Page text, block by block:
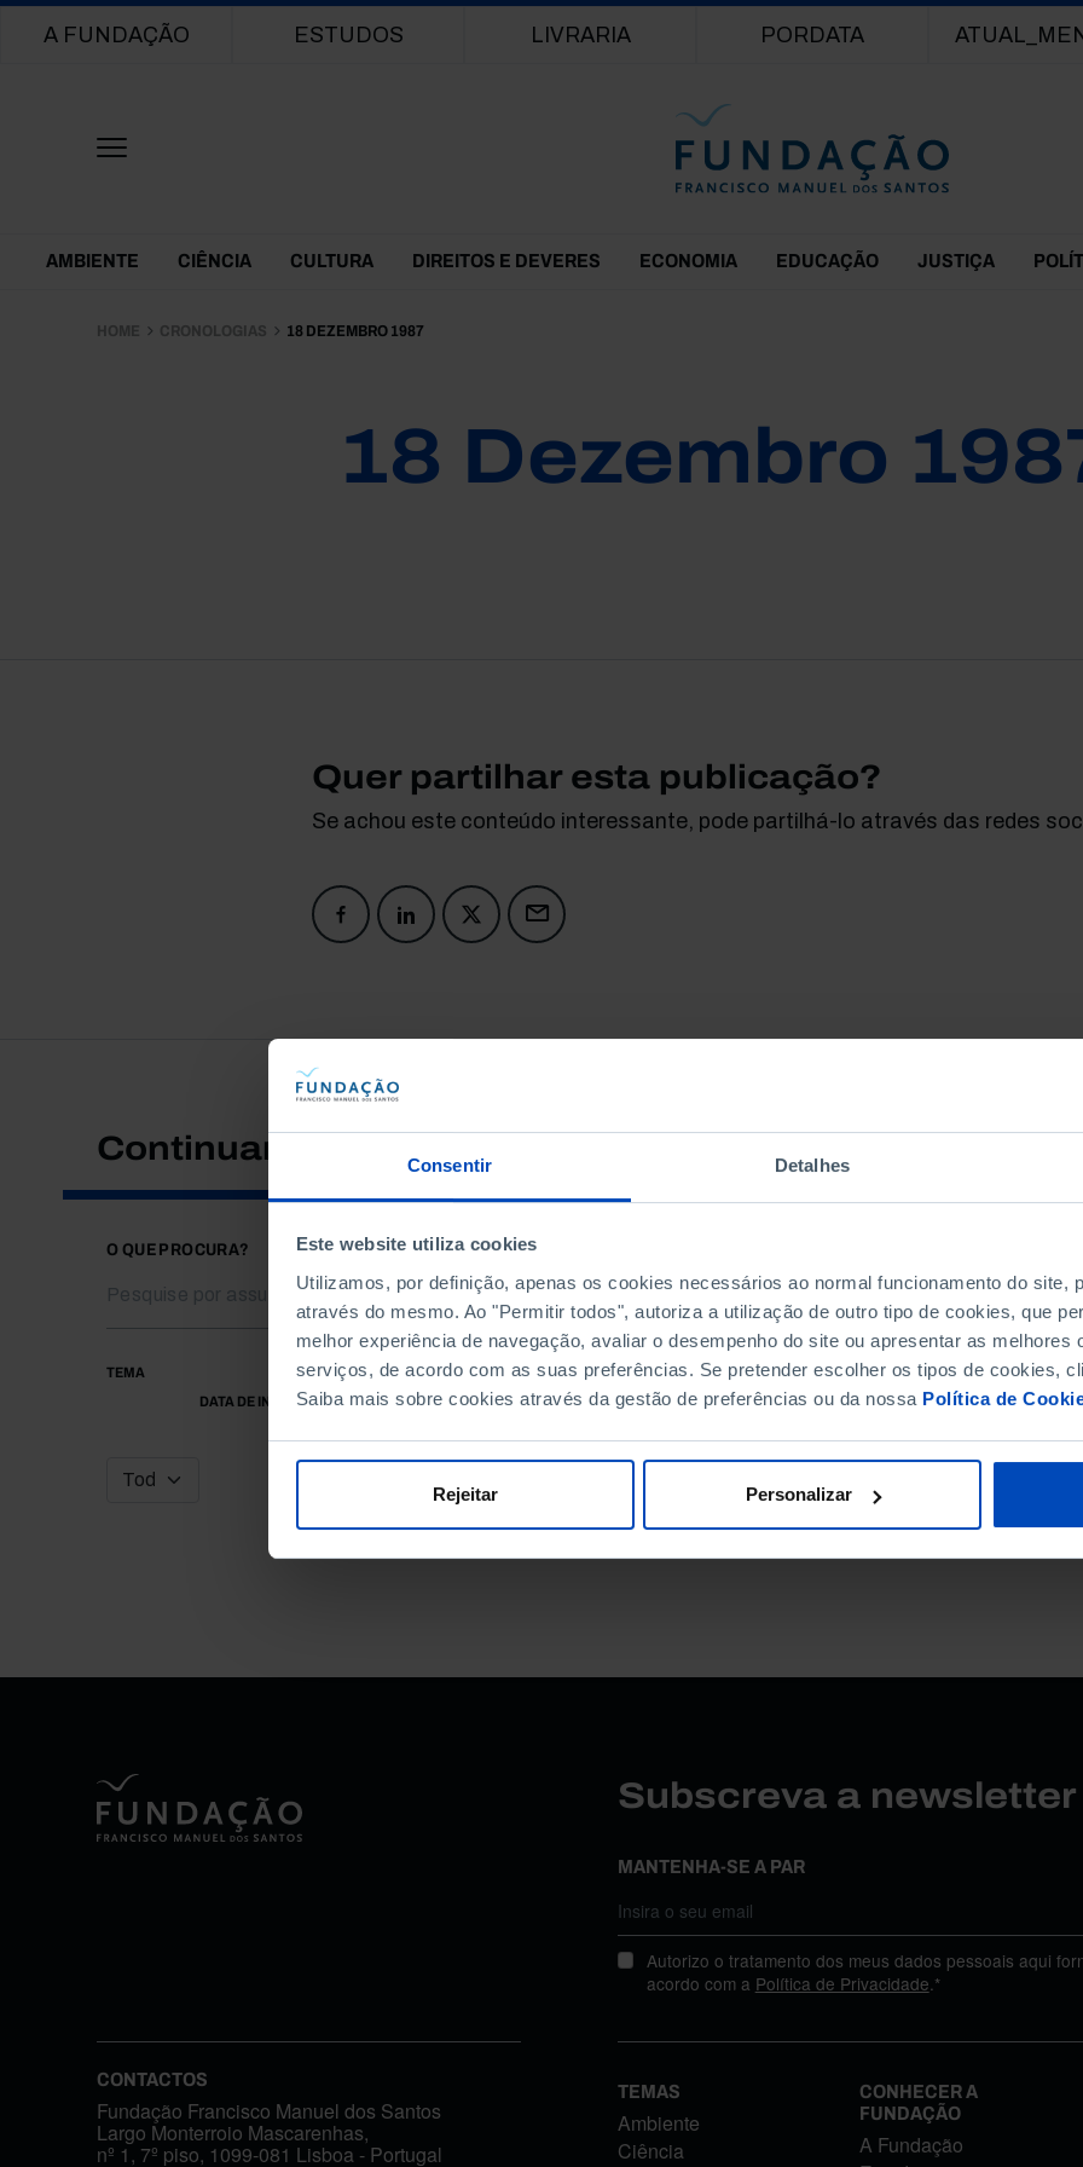
Consentir Detalhes
Este website utiliza cookies
Utilizamos, por definição, apenas os cookies necessários ao normal funcionamento do site,
através do mesmo. Ao "Permitir todos", autoriza a utilização de outro tipo de cookies, que
melhor experiência de navegação, avaliar o desempenho do site ou apresentar as melhores
serviços, de acordo com as suas preferências. Se pretender escolher os tipos de cookies,
Saiba mais sobre cookies através da gestão de preferências ou da nossa Política de
Rejeitar Personalizar
Main navigation
A FUNDAÇÃO ESTUDOS LIVRARIA PORDATA
Themes Menu
AMBIENTE CIÊNCIA CULTURA DIREITOS E DEVERES ECONOMIA EDUCAÇÃO JUSTIÇA
HOME CRONOLOGIAS 18 DEZEMBRO 1987
18 Dezembro
Quer partilhar esta publicação?
Se achou este conteúdo interessante, pode partilhá-lo através das redes
Continuar a pesquisar
O QUE PROCURA?
TEMA
DATA DE INÍCIO
DATA DE FIM
Subscreva a
MANTENHA-SE A PAR
Autorizo o tratamento dos meus dados pessoais aqui
acordo com a Política de Privacidade.*
CONTACTOS
Fundação Francisco Manuel dos Santos
Largo Monterroio Mascarenhas,
nº 1, 7º piso, 1099-081 Lisboa - Portugal
TEMAS
Ambiente
Ciência
CONHECER A
FUNDAÇÃO
A Fundação